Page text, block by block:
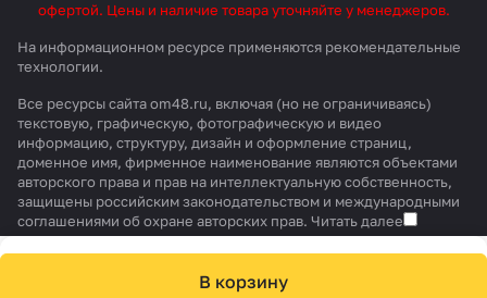
В корзину
офертой. Цены и наличие товара уточняйте у менеджеров.
На информационном ресурсе применяются рекомендательные
технологии.
Все ресурсы сайта om48.ru, включая (но не ограничиваясь)
текстовую, графическую, фотографическую и видео
информацию, структуру, дизайн и оформление страниц,
доменное имя, фирменное наименование являются объектами
авторского права и прав на интеллектуальную собственность,
защищены российским законодательством и международными
соглашениями об охране авторских прав. Читать далее